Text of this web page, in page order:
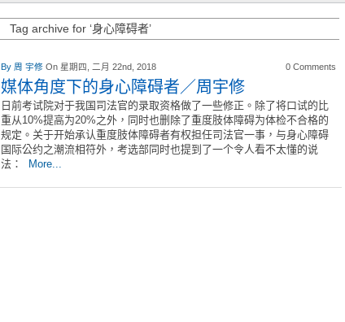
Tag archive for ‘身心障碍者’
By 周 宇修 On 星期四, 二月 22nd, 2018 0 Comments
媒体角度下的身心障碍者／周宇修
日前考试院对于我国司法官的录取资格做了一些修正。除了将口试的比
重从10%提高为20%之外，同时也删除了重度肢体障碍为体检不合格的
规定。关于开始承认重度肢体障碍者有权担任司法官一事，与身心障碍
国际公约之潮流相符外，考选部同时也提到了一个令人看不太懂的说
法：
More...